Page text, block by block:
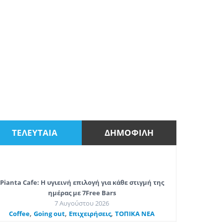
ΤΕΛΕΥΤΑΙΑ ΔΗΜΟΦΙΛΗ
Pianta Cafe: Η υγιεινή επιλογή για κάθε στιγμή της
ημέρας με 7Free Bars
7 Αυγούστου 2026
Coffee,Going out, Επιχειρήσεις,ΤΟΠΙΚΑ ΝΕΑ